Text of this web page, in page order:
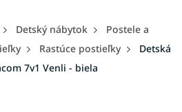
Detský nábytok
Postele a
Rastúce postieľky
Detská
7v1 Venli - biela